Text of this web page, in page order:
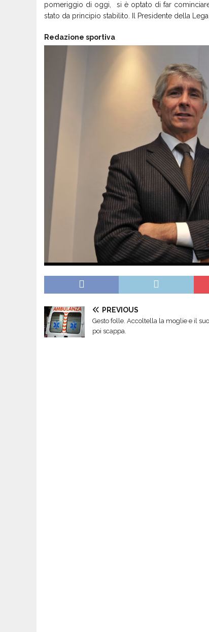
pomeriggio di oggi, si è optato di far
stato da principio stabilito. Il Presidente della Lega
Redazione sportiva
PREVIOUS
Gesto folle. Accoltella la moglie e il
poi scappa.